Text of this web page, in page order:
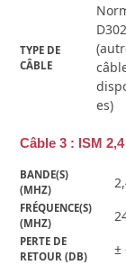
TYPE DE
CÂBLE
D302
es)
Câble 3 : ISM
BANDE(S)
(MHZ)
FRÉQUENCE(S)
(MHZ)
PERTE DE
RETOUR (DB)
±